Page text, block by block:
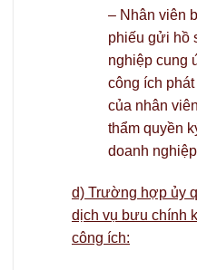
– Nhân viên
phiếu gửi hồ
nghiệp cung
công ích
của nhân
thẩm quyền
doanh
d) Trường hợp ủy
dịch vụ bưu chính
công ích: